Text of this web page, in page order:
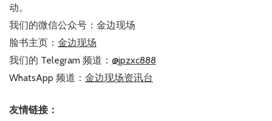
动。
我们的微信公众号：金边现场
脸书主页： 金边现场
我们的 Telegram 频道： @jpzxc888
WhatsApp 频道： 金边现场资讯台
友情链接：